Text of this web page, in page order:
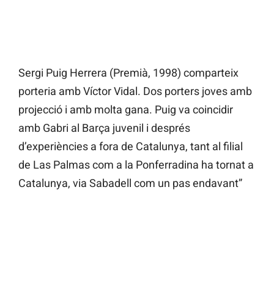
Sergi Puig Herrera (Premià, 1998) comparteix
porteria amb Víctor Vidal. Dos porters joves amb
projecció i amb molta gana. Puig va coincidir
amb Gabri al Barça juvenil i després
d’experiències a fora de Catalunya, tant al filial
de Las Palmas com a la Ponferradina ha tornat a
Catalunya, via Sabadell com un pas endavant”